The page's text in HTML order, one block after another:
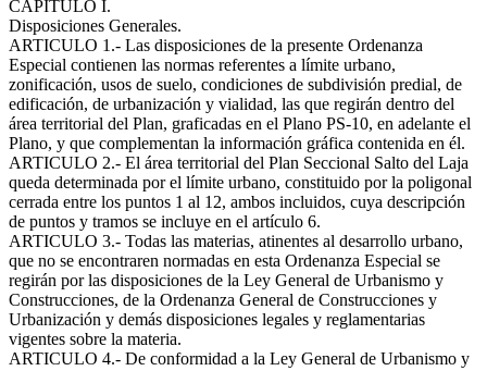
CAPITULO I.
Disposiciones Generales.
ARTICULO 1.- Las disposiciones de la presente Ordenanza
Especial contienen las normas referentes a límite urbano,
zonificación, usos de suelo, condiciones de subdivisión predial, de
edificación, de urbanización y vialidad, las que regirán dentro del
área territorial del Plan, graficadas en el Plano PS-10, en adelante el
Plano, y que complementan la información gráfica contenida en él.
ARTICULO 2.- El área territorial del Plan Seccional Salto del Laja
queda determinada por el límite urbano, constituido por la poligonal
cerrada entre los puntos 1 al 12, ambos incluidos, cuya descripción
de puntos y tramos se incluye en el artículo 6.
ARTICULO 3.- Todas las materias, atinentes al desarrollo urbano,
que no se encontraren normadas en esta Ordenanza Especial se
regirán por las disposiciones de la Ley General de Urbanismo y
Construcciones, de la Ordenanza General de Construcciones y
Urbanización y demás disposiciones legales y reglamentarias
vigentes sobre la materia.
ARTICULO 4.- De conformidad a la Ley General de Urbanismo y